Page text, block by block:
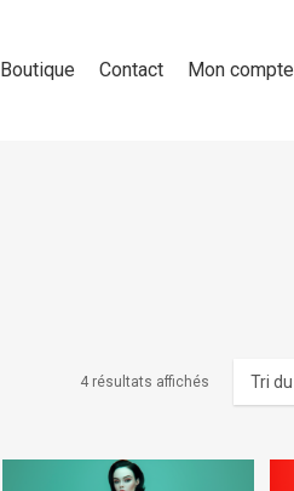
Boutique Contact Mon compte
4 résultats affichés